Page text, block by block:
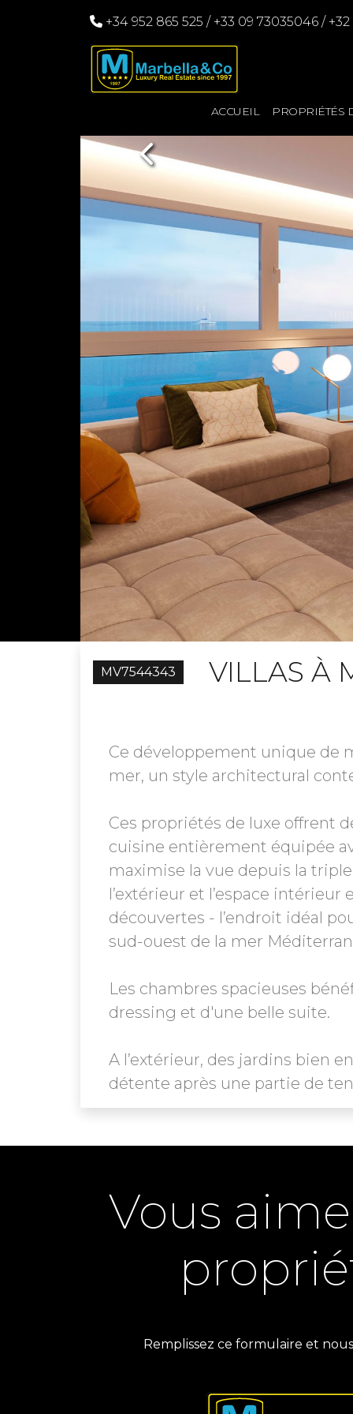
+34 952 865 525 / +33 09 73035046 /
ACCUEIL PROPRIÉTÉS
Previous
MV7544343 VILLAS À
Ce développement unique de
mer, un style architectural
Ces propriétés de luxe offrent
cuisine entièrement équipée
maximise la vue depuis la
l’extérieur et l’espace
découvertes - l’endroit idéal
sud-ouest de la mer
Les chambres spacieuses
dressing et d'une belle suite.
A l’extérieur, des jardins bien
détente après une partie de
Vous
Remplissez ce formulaire et